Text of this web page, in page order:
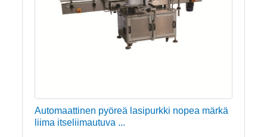
Automaattinen pyöreä lasipurkki nopea märkä
liima itseliimautuva ...